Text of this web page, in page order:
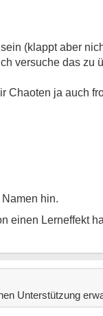
(klappt aber
versuche das zu
Chaoten ja auch
hin.
einen Lerneffekt
Unterstützung